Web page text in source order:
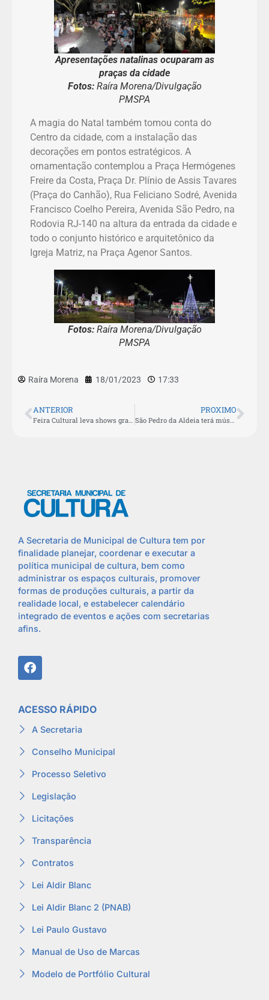
Apresentações natalinas ocuparam as
praças da cidade
Fotos:Raíra Morena/Divulgação
PMSPA
A magia do Natal também tomou conta do
Centro da cidade, com a instalação das
decorações em pontos estratégicos. A
ornamentação contemplou a Praça Hermógenes
Freire da Costa, Praça Dr. Plínio de Assis Tavares
(Praça do Canhão), Rua Feliciano Sodré, Avenida
Francisco Coelho Pereira, Avenida São Pedro, na
Rodovia RJ-140 na altura da entrada da cidade e
todo o conjunto histórico e arquitetônico da
Igreja Matriz, na Praça Agenor Santos.
Fotos: Raíra Morena/Divulgação
PMSPA
Raíra Morena 18/01/2023 17:33
ANTERIOR PROXIMO
A Secretaria de Municipal de Cultura tem por
finalidade planejar, coordenar e executar a
política municipal de cultura, bem como
administrar os espaços culturais, promover
formas de produções culturais, a partir da
realidade local, e estabelecer calendário
integrado de eventos e ações com secretarias
afins.
ACESSO RÁPIDO
A Secretaria
Conselho Municipal
Processo Seletivo
Legislação
Licitações
Transparência
Contratos
Lei Aldir Blanc
Lei Aldir Blanc 2 (PNAB)
Lei Paulo Gustavo
Manual de Uso de Marcas
Modelo de Portfólio Cultural